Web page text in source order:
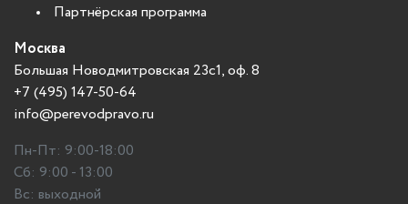
Партнёрская программа
Москва
Большая Новодмитровская 23с1, оф. 8
+7 (495) 147-50-64
info@perevodpravo.ru
Пн-Пт: 9:00-18:00
Сб: 9:00 - 13:00
Вс: выходной